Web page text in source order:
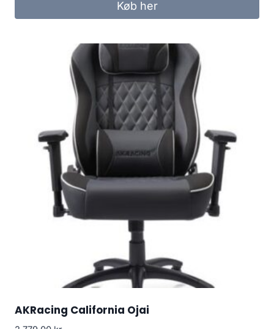
Køb her
AKRacing California Ojai